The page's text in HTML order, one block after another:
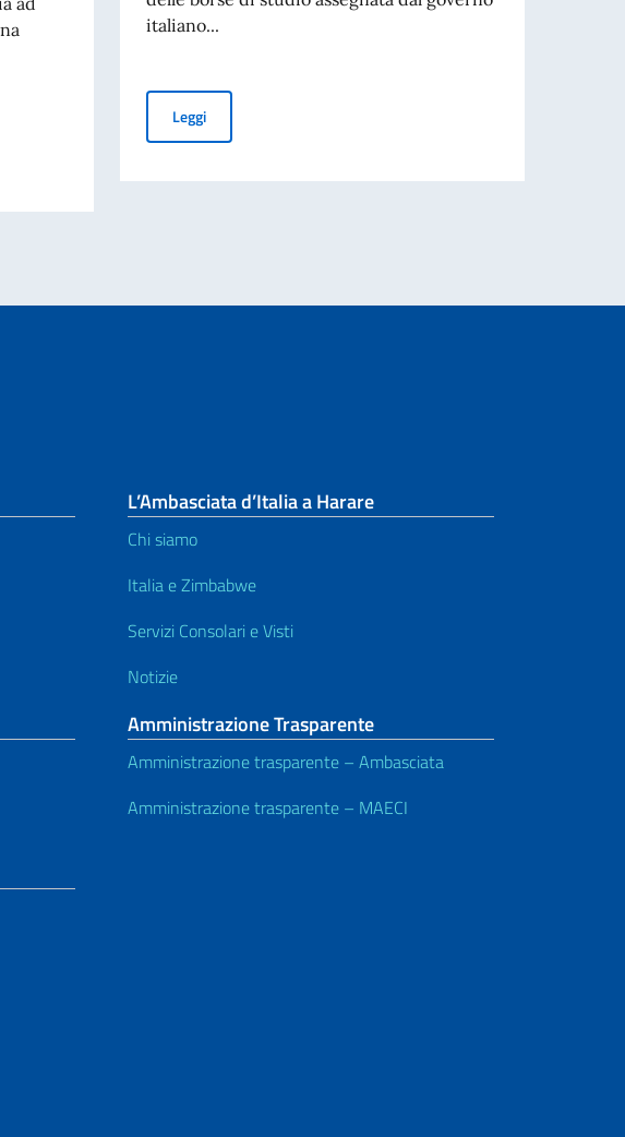
A A CONTRATTO A TEMPORANEO
italiano...
LeggiGRADUATORIE DELLE BORSE DI STUDIO A.A. 2026-2027
L’Ambasciata d’Italia a Harare
Chi siamo
Italia e Zimbabwe
Servizi Consolari e Visti
Notizie
Amministrazione Trasparente
Amministrazione trasparente – Ambasciata
Amministrazione trasparente – MAECI